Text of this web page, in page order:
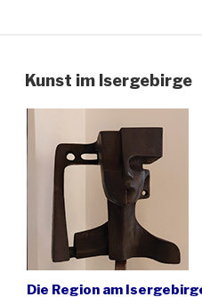
Kunst im Isergebirge
Die Region am